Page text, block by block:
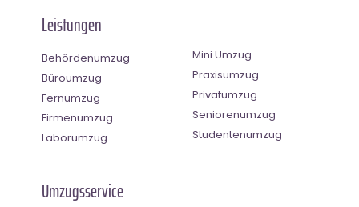
Leistungen
Behördenumzug
Büroumzug
Fernumzug
Firmenumzug
Laborumzug
Mini Umzug
Praxisumzug
Privatumzug
Seniorenumzug
Studentenumzug
Umzugsservice